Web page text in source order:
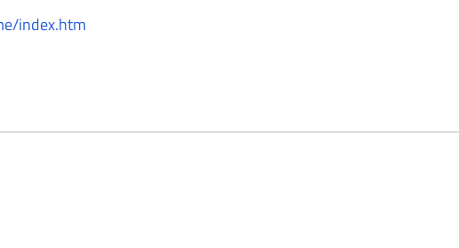
index.htm